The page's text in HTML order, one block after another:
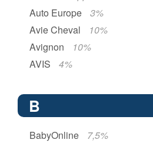
Auto Europe
3%
Avie Cheval
10%
Avignon
10%
AVIS
4%
B
BabyOnline
7,5%